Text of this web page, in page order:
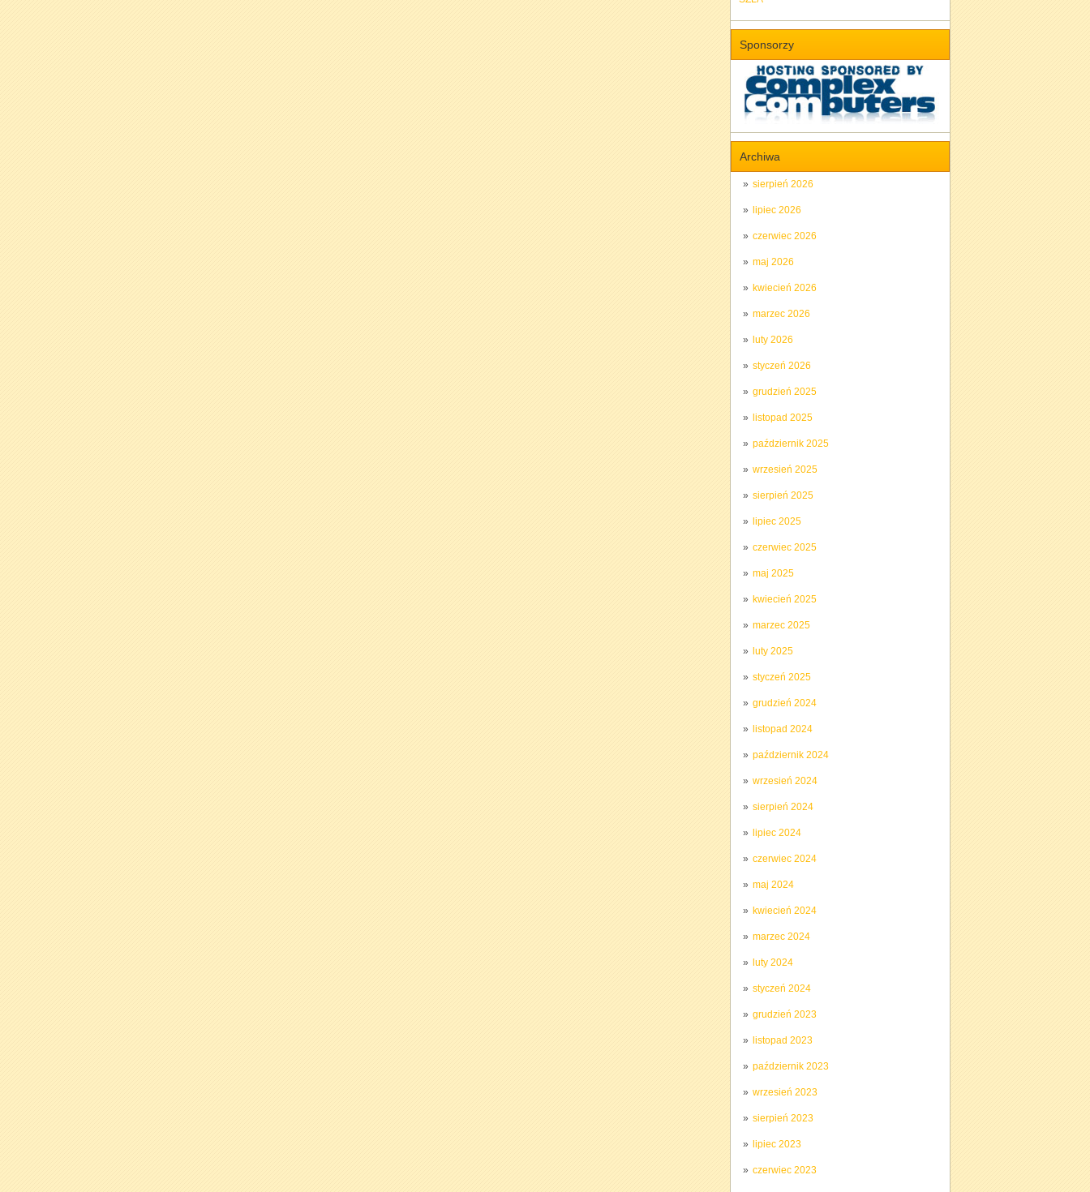
Sponsorzy
Archiwa
sierpień 2026
lipiec 2026
czerwiec 2026
maj 2026
kwiecień 2026
marzec 2026
luty 2026
styczeń 2026
grudzień 2025
listopad 2025
październik 2025
wrzesień 2025
sierpień 2025
lipiec 2025
czerwiec 2025
maj 2025
kwiecień 2025
marzec 2025
luty 2025
styczeń 2025
grudzień 2024
listopad 2024
październik 2024
wrzesień 2024
sierpień 2024
lipiec 2024
czerwiec 2024
maj 2024
kwiecień 2024
marzec 2024
luty 2024
styczeń 2024
grudzień 2023
listopad 2023
październik 2023
wrzesień 2023
sierpień 2023
lipiec 2023
czerwiec 2023